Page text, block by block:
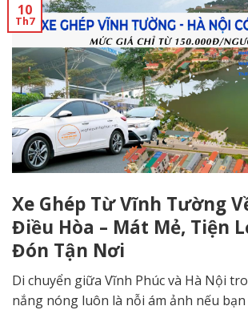
10
Th7
Xe Ghép Từ Vĩnh Tường
Điều Hòa – Mát Mẻ, Tiện
Đón Tận Nơi
Di chuyển giữa Vĩnh Phúc và Hà Nội
nắng nóng luôn là nỗi ám ảnh nếu bạn